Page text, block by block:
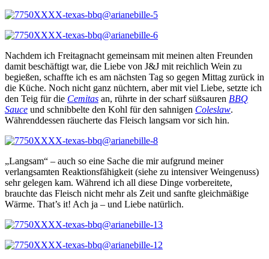
Nachdem ich Freitagnacht gemeinsam mit meinen alten Freunden
damit beschäftigt war, die Liebe von J&J mit reichlich Wein zu
begießen, schaffte ich es am nächsten Tag so gegen Mittag zurück in
die Küche. Noch nicht ganz nüchtern, aber mit viel Liebe, setzte ich
den Teig für die Cemitas an, rührte in der scharf süßsauren BBQ
Sauce und schnibbelte den Kohl für den sahnigen Coleslaw.
Währenddessen räucherte das Fleisch langsam vor sich hin.
„Langsam“ – auch so eine Sache die mir aufgrund meiner
verlangsamten Reaktionsfähigkeit (siehe zu intensiver Weingenuss)
sehr gelegen kam. Während ich all diese Dinge vorbereitete,
brauchte das Fleisch nicht mehr als Zeit und sanfte gleichmäßige
Wärme. That’s it! Ach ja – und Liebe natürlich.